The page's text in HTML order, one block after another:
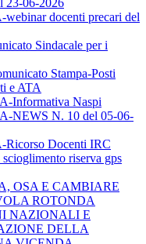
23-06-2026
docenti precari del
Sindacale per i
Stampa-Posti
e ATA
Informativa Naspi
NEWS N. 10 del 05-06-
Docenti IRC
riserva gps
OSA E CAMBIARE
ROTONDA
NAZIONALI E
DELLA